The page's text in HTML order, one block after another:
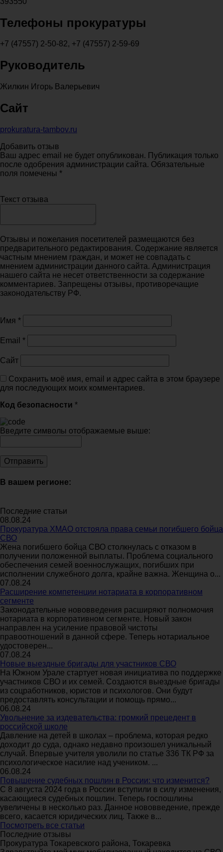
Телефоны прокуратуры
+7 (47557) 2-50-82, +7 (47557) 2-59-69
Руководитель
Жилкин Игорь Валерьевич
Сайт
prokuratura-tambov.ru
Добавить отзыв
Ваш адрес email не будет опубликован. Публикация только
после одобрения администрации сайта. Обязательные
поля помечены *
Текст отзыва
Отзывы и пожелания посетителей размещаются без
предварительного редактирования. Содержание является
частным мнением граждан, и может не совпадать с
мнением администрации данного сайта. Администрация
нашего сайта не несет ответственности за содержание
комментариев. Запрещены отзывы, противоречащие
законодательству РФ.
Имя *
Email *
Сайт
Сохранить моё имя, email и адрес сайта в этом браузере
для последующих моих комментариев.
Код безопасности *
Введите символы отображаемые выше:
В вашем регионе:
Последние статьи
08.08.24
Прокуратура ХМАО отстояла права семьи погибшего бойца
СВО
Жена погибшего бойца СВО столкнулась с отказом в
получении положенной выплаты. Проблема социального
обеспечения семей военнослужащих, погибших при
исполнении служебного долга, крайне важна. Женщина о...
07.08.24
Расширение компетенции нотариата в корпоративном
сегменте
Законодательные нововведения расширяют полномочия
нотариата в корпоративном сегменте. Новый закон
направлен на усиление правовой чистоты
правоотношений в данной сфере. Теперь нотариальное
удостоверен...
07.08.24
Новые выездные бригады для участников СВО
На Южном Урале стартует новая инициатива по поддержке
участников СВО и их семей. Создаются выездные бригады
из соцработников, юристов и психологов. Они будут
предоставлять консультации и помощь прямо...
06.08.24
Увольнение за издевательства: громкий прецедент в
российской школе
Давление на детей в школах – проблема, которая редко
доходит до суда, однако недавно произошел уникальный
случай. Впервые учителя уволили по статье 336 ТК РФ за
психологическое насилие над учеником. ...
06.08.24
Повышение судебных пошлин в России: что изменится?
С 8 августа 2024 года в России вступили в силу изменения,
касающиеся судебных пошлин. Теперь госпошлины
увеличены в несколько раз. Данное нововведение, прежде
всего, касается юридических лиц. Также в...
Посмотреть все статьи
Последние отзывы
Прокуратура Токаревского района, Токаревка